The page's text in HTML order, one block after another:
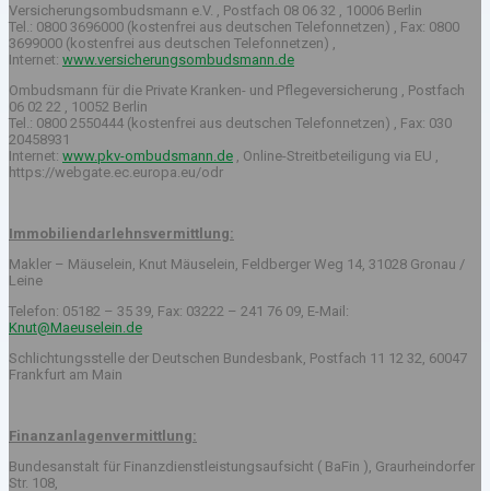
Versicherungsombudsmann e.V. , Postfach 08 06 32 , 10006 Berlin
Tel.: 0800 3696000 (kostenfrei aus deutschen Telefonnetzen) , Fax: 0800
3699000 (kostenfrei aus deutschen Telefonnetzen) ,
Internet: www.versicherungsombudsmann.de
Ombudsmann für die Private Kranken- und Pflegeversicherung , Postfach
06 02 22 , 10052 Berlin
Tel.: 0800 2550444 (kostenfrei aus deutschen Telefonnetzen) , Fax: 030
20458931
Internet: www.pkv-ombudsmann.de , Online-Streitbeteiligung via EU ,
https://webgate.ec.europa.eu/odr
Immobiliendarlehnsvermittlung:
Makler – Mäuselein, Knut Mäuselein, Feldberger Weg 14, 31028 Gronau /
Leine
Telefon: 05182 – 35 39, Fax: 03222 – 241 76 09, E-Mail:
Knut@Maeuselein.de
Schlichtungsstelle der Deutschen Bundesbank, Postfach 11 12 32, 60047
Frankfurt am Main
Finanzanlagenvermittlung:
Bundesanstalt für Finanzdienstleistungsaufsicht ( BaFin ), Graurheindorfer
Str. 108,